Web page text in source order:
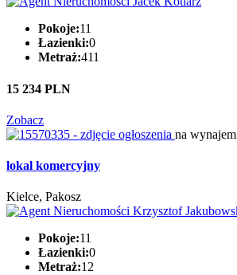
Pokoje:11
Łazienki:0
Metraż:411
15 234 PLN
Zobacz
na wynajem
lokal komercyjny
Kielce, Pakosz
Pokoje:11
Łazienki:0
Metraż:12